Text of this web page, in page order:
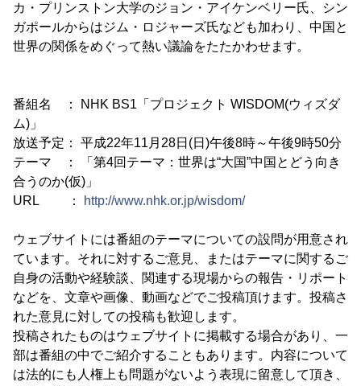
カ・プリンストン大学のジョン・アイケンベリー氏、シン
ガポールからはジム・ロジャーズ氏なども加わり、中国と
世界の関係をめぐって熱い議論をたたかわせます。
番組名 ： NHK BS1「プロジェクト WISDOM(ウィズダ
ム)」
放送予定： 平成22年11月28日(日)午後8時～午後9時50分
テーマ ： 「第4回テーマ：世界は“大国”中国とどう向き
合うのか(仮)」
URL ：
http://www.nhk.or.jp/wisdom/
ウェブサイトには番組のテーマについての設問が用意され
ています。それに対するご意見、またはテーマに関するご
自身の活動や経験談、関連する現場からの報告・リポート
などを、文章や画像、動画などでご投稿頂けます。投稿さ
れた意見に対しての投稿も歓迎します。
投稿されたものはウェブサイトに掲載する場合があり、一
部は番組の中でご紹介することもあります。内容について
は法的にも人権上も問題がないよう表現に留意して頂き、